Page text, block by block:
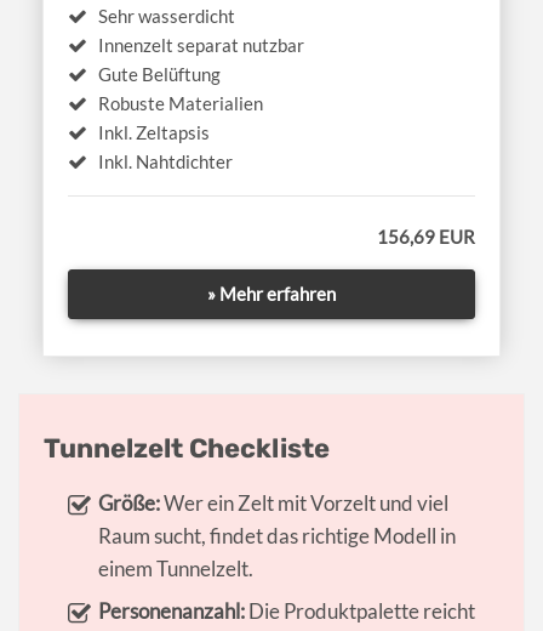
Sehr wasserdicht
Innenzelt separat nutzbar
Gute Belüftung
Robuste Materialien
Inkl. Zeltapsis
Inkl. Nahtdichter
156,69 EUR
» Mehr erfahren
Tunnelzelt Checkliste
Größe:Wer ein Zelt mit Vorzelt und viel
Raum sucht, findet das richtige Modell in
einem Tunnelzelt.
Personenanzahl:Die Produktpalette reicht